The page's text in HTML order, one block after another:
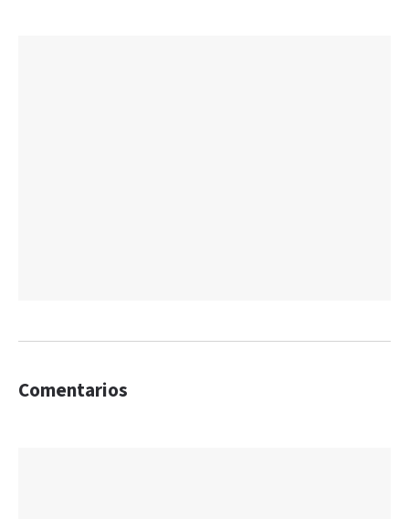
Comentarios